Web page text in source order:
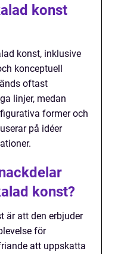
konst
konst, inklusive
konceptuell
oftast
linjer, medan
former och
på idéer
konst?
är att den erbjuder
för
att uppskatta